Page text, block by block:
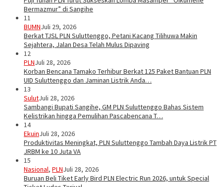
Bermazmur” di Sangihe
11
BUMNJuli 29, 2026
Berkat TJSL PLN Suluttenggo, Petani Kacang Tilihuwa Makin
Sejahtera, Jalan Desa Telah Mulus Dipaving
12
PLNJuli 28, 2026
Korban Bencana Tamako Terhibur Berkat 125 Paket Bantuan PLN
UID Suluttenggo dan Jaminan Listrik Anda…
13
SulutJuli 28, 2026
Sambangi Bupati Sangihe, GM PLN Suluttenggo Bahas Sistem
Kelistrikan hingga Pemulihan Pascabencana T…
14
EkuinJuli 28, 2026
Produktivitas Meningkat, PLN Suluttenggo Tambah Daya Listrik PT
JRBM ke 10 Juta VA
15
Nasional, PLNJuli 28, 2026
Buruan Beli Tiket Early Bird PLN Electric Run 2026, untuk Special